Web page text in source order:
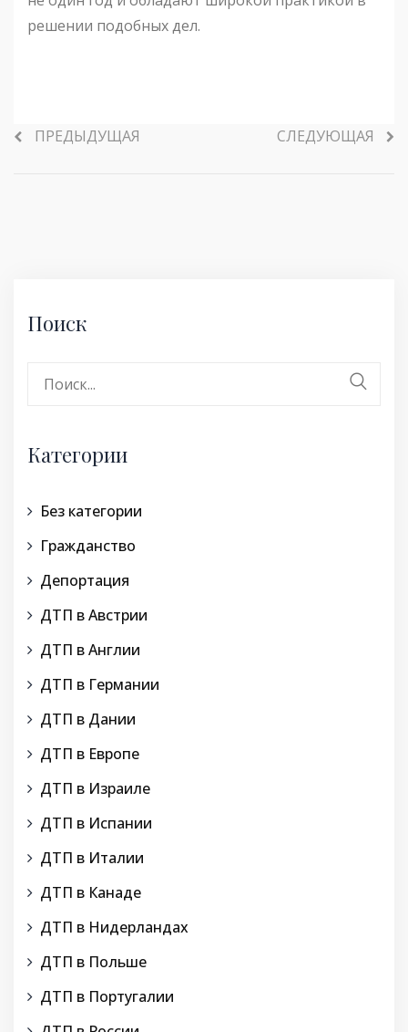
решении подобных дел.
ПРЕДЫДУЩАЯ СЛЕДУЮЩАЯ
Поиск
Категории
Без категории
Гражданство
Депортация
ДТП в Австрии
ДТП в Англии
ДТП в Германии
ДТП в Дании
ДТП в Европе
ДТП в Израиле
ДТП в Испании
ДТП в Италии
ДТП в Канаде
ДТП в Нидерландах
ДТП в Польше
ДТП в Португалии